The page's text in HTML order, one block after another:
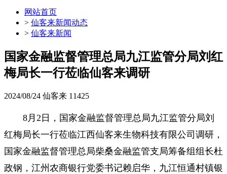
网站首页
> 仙客来新闻动态
> 仙客来新闻
国家金融监督管理总局九江监管分局刘红
梅局长一行莅临仙客来调研
2024/08/24 仙客来 11425
8月2日，国家金融监督管理总局九江监管分局刘
红梅局长一行莅临江西仙客来生物科技有限公司调研，
国家金融监督管理总局柴桑金融监管支局筹备组组长杜
政钢，江州农商银行党委书记赖启华，九江恒通村镇银